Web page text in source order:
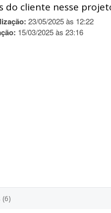
do cliente nesse
23/05/2025 às 12:22
15/03/2025 às 23:16
(6)